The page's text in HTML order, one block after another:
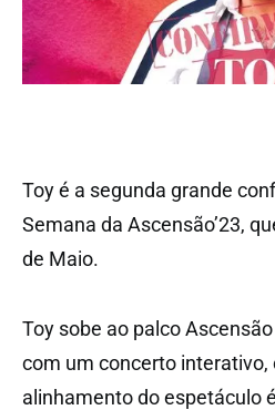
Toy é a segunda grande
Semana da Ascensão’23,
de Maio.
Toy sobe ao palco
com um concerto interativo,
alinhamento do espetáculo